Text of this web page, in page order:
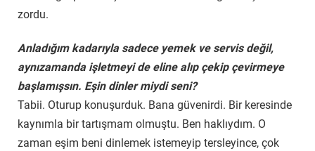
zordu.
Anladığım kadarıyla sadece yemek ve servis değil,
aynızamanda işletmeyi de eline alıp çekip çevirmeye
başlamışsın. Eşin dinler miydi seni?
Tabii. Oturup konuşurduk. Bana güvenirdi. Bir keresinde
kaynımla bir tartışmam olmuştu. Ben haklıydım. O
zaman eşim beni dinlemek istemeyip tersleyince, çok